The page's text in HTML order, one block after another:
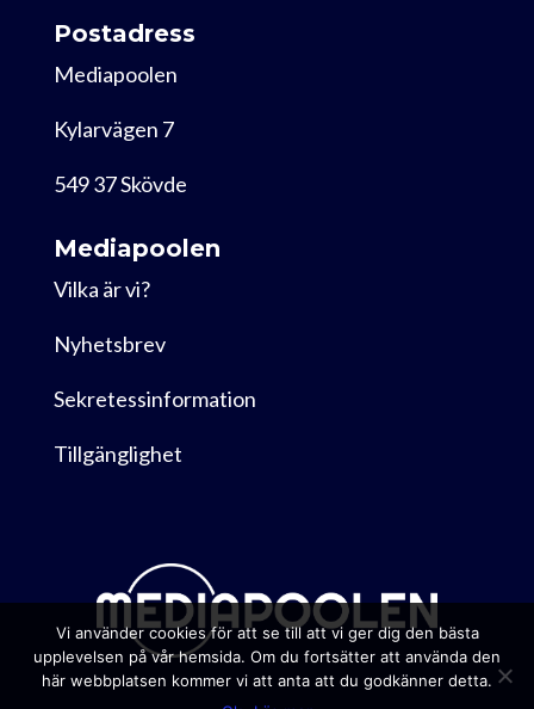
Postadress
Mediapoolen
Kylarvägen 7
549 37 Skövde
Mediapoolen
Vilka är vi?
Nyhetsbrev
Sekretessinformation
Tillgänglighet
Vi använder cookies för att se till att vi ger dig den bästa
upplevelsen på vår hemsida. Om du fortsätter att använda den
här webbplatsen kommer vi att anta att du godkänner detta.